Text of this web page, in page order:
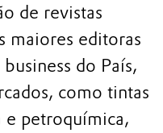
de revistas
maiores editoras
do País,
como tintas
e petroquímica,